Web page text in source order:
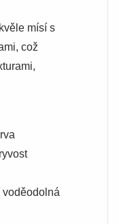
mísí s
což
voděodolná